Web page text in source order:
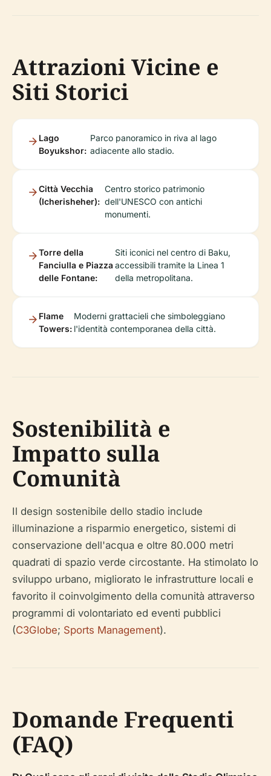
Attrazioni Vicine e
Siti Storici
Lago
Boyukshor:
Parco panoramico in riva al lago
adiacente allo stadio.
Città Vecchia
(Icherisheher):
Centro storico patrimonio
dell'UNESCO con antichi
monumenti.
Torre della
Fanciulla e Piazza
delle Fontane:
Siti iconici nel centro di Baku,
accessibili tramite la Linea 1
della metropolitana.
Flame
Towers:
Moderni grattacieli che simboleggiano
l'identità contemporanea della città.
Sostenibilità e
Impatto sulla
Comunità
Il design sostenibile dello stadio include
illuminazione a risparmio energetico, sistemi di
conservazione dell'acqua e oltre 80.000 metri
quadrati di spazio verde circostante. Ha stimolato lo
sviluppo urbano, migliorato le infrastrutture locali e
favorito il coinvolgimento della comunità attraverso
programmi di volontariato ed eventi pubblici
(C3Globe; Sports Management).
Domande Frequenti
(FAQ)